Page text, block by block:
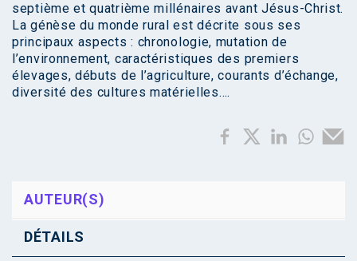
septième et quatrième millénaires avant Jésus-Christ.
La génèse du monde rural est décrite sous ses
principaux aspects : chronologie, mutation de
l’environnement, caractéristiques des premiers
élevages, débuts de l’agriculture, courants d’échange,
diversité des cultures matérielles….
AUTEUR(S)
DÉTAILS